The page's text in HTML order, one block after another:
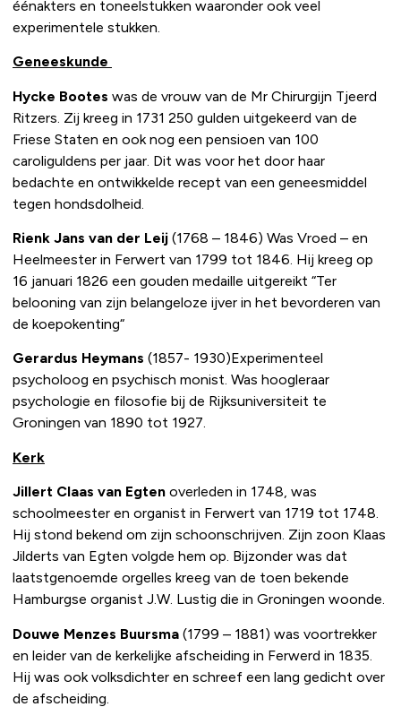
éénakters en toneelstukken waaronder ook veel
experimentele stukken.
Geneeskunde
Hycke Bootes was de vrouw van de Mr Chirurgijn Tjeerd
Ritzers. Zij kreeg in 1731 250 gulden uitgekeerd van de
Friese Staten en ook nog een pensioen van 100
caroliguldens per jaar. Dit was voor het door haar
bedachte en ontwikkelde recept van een geneesmiddel
tegen hondsdolheid.
Rienk Jans van der Leij (1768 – 1846) Was Vroed – en
Heelmeester in Ferwert van 1799 tot 1846. Hij kreeg op
16 januari 1826 een gouden medaille uitgereikt “Ter
belooning van zijn belangeloze ijver in het bevorderen van
de koepokenting“
Gerardus Heymans (1857- 1930)Experimenteel
psycholoog en psychisch monist. Was hoogleraar
psychologie en filosofie bij de Rijksuniversiteit te
Groningen van 1890 tot 1927.
Kerk
Jillert Claas van Egten overleden in 1748, was
schoolmeester en organist in Ferwert van 1719 tot 1748.
Hij stond bekend om zijn schoonschrijven. Zijn zoon Klaas
Jilderts van Egten volgde hem op. Bijzonder was dat
laatstgenoemde orgelles kreeg van de toen bekende
Hamburgse organist J.W. Lustig die in Groningen woonde.
Douwe Menzes Buursma (1799 – 1881) was voortrekker
en leider van de kerkelijke afscheiding in Ferwerd in 1835.
Hij was ook volksdichter en schreef een lang gedicht over
de afscheiding.